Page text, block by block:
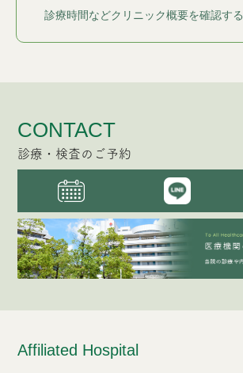
診療時間などクリニック概要を確認する
CONTACT
診療・検査のご予約
Affiliated Hospital